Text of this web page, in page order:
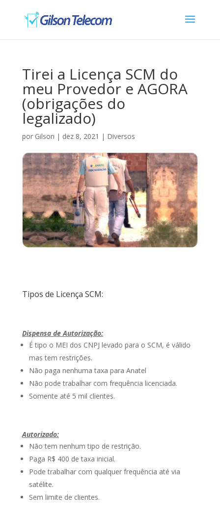
Tirei a Licença SCM do
meu Provedor e AGORA
(obrigações do
legalizado)
por Gilson | dez 8, 2021 | Diversos
Tipos de Licença SCM:
Dispensa de Autorização:
É tipo o MEI dos CNPJ levado para o SCM, é válido
mas tem restrições.
Não paga nenhuma taxa para Anatel
Não pode trabalhar com frequência licenciada.
Somente até 5 mil clientes.
Autorizado:
Não tem nenhum tipo de restrição.
Paga R$ 400 de taxa inicial.
Pode trabalhar com qualquer frequência até via
satélite.
Sem limite de clientes.